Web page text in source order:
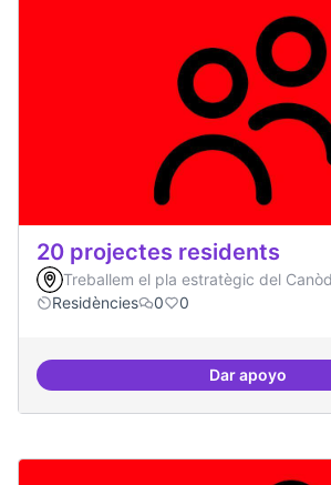
20 projectes residents
Treballem el pla estratègic del
Residències
0 0
Dar apoyo
20